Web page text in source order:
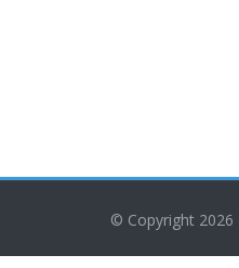
© Copyright 2026